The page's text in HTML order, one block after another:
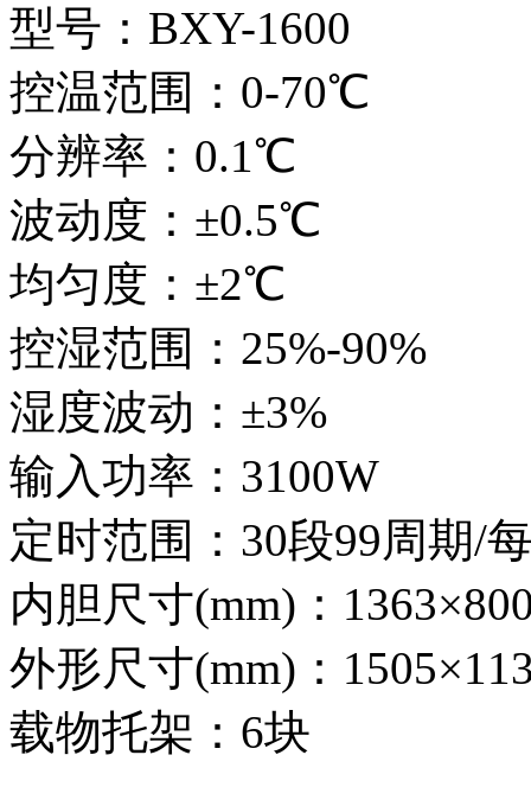
型号：BXY-1600
控温范围：0-70℃
分辨率：0.1℃
波动度：±0.5℃
均匀度：±2℃
控湿范围：25%-90%
湿度波动：±3%
输入功率：3100W
定时范围：30段99周期/
内胆尺寸(mm)：
外形尺寸(mm)：
载物托架：6块